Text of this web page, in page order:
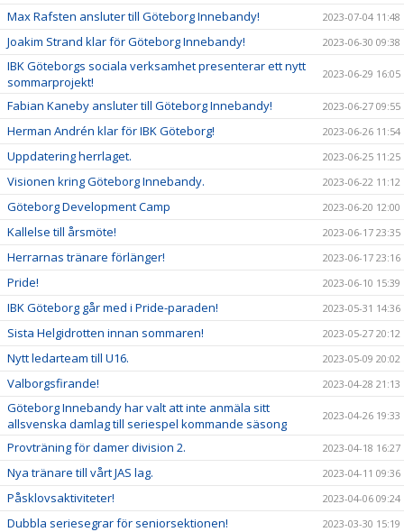
Max Rafsten ansluter till Göteborg Innebandy! 2023-07-04 11:48
Joakim Strand klar för Göteborg Innebandy! 2023-06-30 09:38
IBK Göteborgs sociala verksamhet presenterar ett nytt
sommarprojekt!
2023-06-29 16:05
Fabian Kaneby ansluter till Göteborg Innebandy! 2023-06-27 09:55
Herman Andrén klar för IBK Göteborg! 2023-06-26 11:54
Uppdatering herrlaget. 2023-06-25 11:25
Visionen kring Göteborg Innebandy. 2023-06-22 11:12
Göteborg Development Camp 2023-06-20 12:00
Kallelse till årsmöte! 2023-06-17 23:35
Herrarnas tränare förlänger! 2023-06-17 23:16
Pride! 2023-06-10 15:39
IBK Göteborg går med i Pride-paraden! 2023-05-31 14:36
Sista Helgidrotten innan sommaren! 2023-05-27 20:12
Nytt ledarteam till U16. 2023-05-09 20:02
Valborgsfirande! 2023-04-28 21:13
Göteborg Innebandy har valt att inte anmäla sitt
allsvenska damlag till seriespel kommande säsong
2023-04-26 19:33
Provträning för damer division 2. 2023-04-18 16:27
Nya tränare till vårt JAS lag. 2023-04-11 09:36
Påsklovsaktiviteter! 2023-04-06 09:24
Dubbla seriesegrar för seniorsektionen! 2023-03-30 15:19